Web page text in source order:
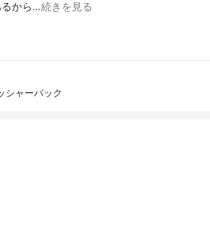
るから…続きを見る
シャーパック